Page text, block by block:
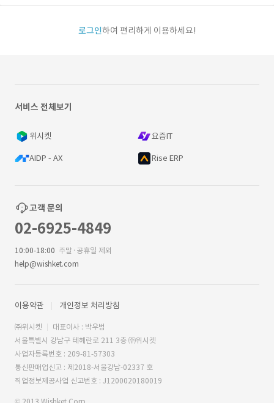
로그인하여 편리하게 이용하세요!
서비스 전체보기
위시켓 요즘IT
AIDP - AX Rise ERP
고객 문의
02-6925-4849
10:00-18:00 주말·공휴일 제외
help@wishket.com
이용약관 개인정보 처리방침
㈜위시켓
대표이사 : 박우범
서울특별시 강남구 테헤란로 211 3층 ㈜위시켓
사업자등록번호 : 209-81-57303
통신판매업신고 : 제2018-서울강남-02337 호
직업정보제공사업 신고번호 : J1200020180019